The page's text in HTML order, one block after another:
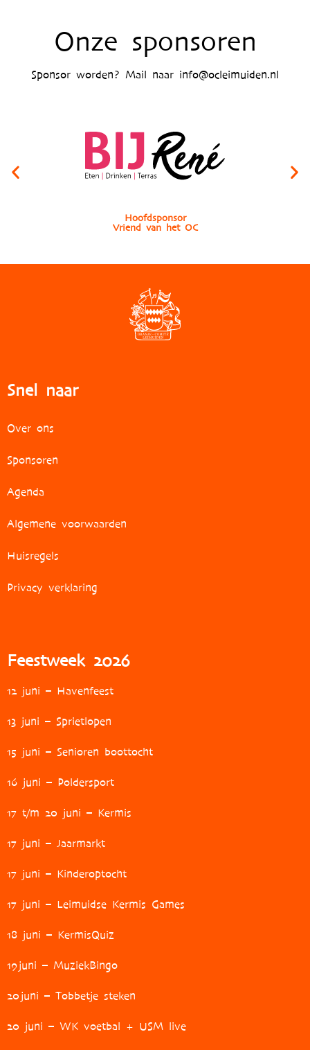
Onze sponsoren
Sponsor worden? Mail naar info@ocleimuiden.nl
Hoofdsponsor
Vriend van het OC
Snel naar
Over ons
Sponsoren
Agenda
Algemene voorwaarden
Huisregels
Privacy verklaring
Feestweek 2026
12 juni – Havenfeest
13 juni – Sprietlopen
15 juni – Senioren boottocht
16 juni – Poldersport
17 t/m 20 juni – Kermis
17 juni – Jaarmarkt
17 juni – Kinderoptocht
17 juni – Leimuidse Kermis Games
18 juni – KermisQuiz
19juni – MuziekBingo
20 juni – Tobbetje steken
20 juni – WK voetbal + USM live